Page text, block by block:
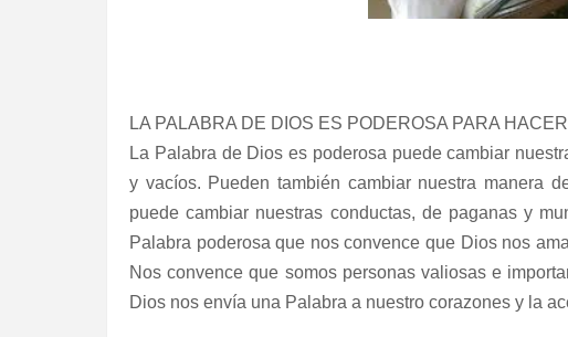
LA PALABRA DE DIOS ES PODEROSA PARA
La Palabra de Dios es poderosa puede cambiar
y vacíos. Pueden también cambiar nuestra manera
puede cambiar nuestras conductas, de paganas y
Palabra poderosa que nos convence que Dios nos
Nos convence que somos personas valiosas e
Dios nos envía una Palabra a nuestro corazones y la